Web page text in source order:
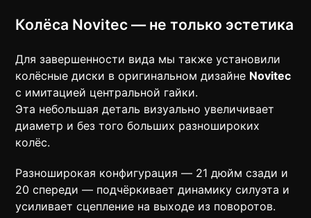
Колёса Novitec — не только эстетика
Для завершенности вида мы также установили
колёсные диски в оригинальном дизайне Novitec
с имитацией центральной гайки.
Эта небольшая деталь визуально увеличивает
диаметр и без того больших разношироких
колёс.
Разноширокая конфигурация — 21 дюйм сзади и
20 спереди — подчёркивает динамику силуэта и
усиливает сцепление на выходе из поворотов.